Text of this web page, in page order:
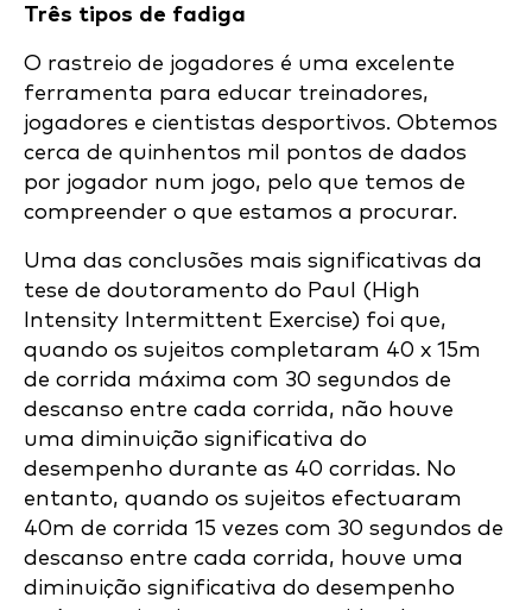
Três tipos de fadiga
O rastreio de jogadores é uma excelente
ferramenta para educar treinadores,
jogadores e cientistas desportivos. Obtemos
cerca de quinhentos mil pontos de dados
por jogador num jogo, pelo que temos de
compreender o que estamos a procurar.
Uma das conclusões mais significativas da
tese de doutoramento do Paul (High
Intensity Intermittent Exercise) foi que,
quando os sujeitos completaram 40 x 15m
de corrida máxima com 30 segundos de
descanso entre cada corrida, não houve
uma diminuição significativa do
desempenho durante as 40 corridas. No
entanto, quando os sujeitos efectuaram
40m de corrida 15 vezes com 30 segundos de
descanso entre cada corrida, houve uma
diminuição significativa do desempenho